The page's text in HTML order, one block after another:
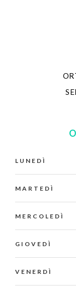
LUNEDÌ
MARTEDÌ
MERCOLEDÌ
GIOVEDÌ
VENERDÌ